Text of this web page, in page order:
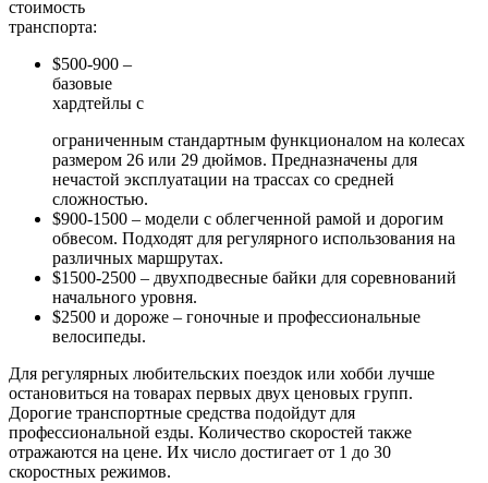
стоимость
транспорта:
$500-900 –
базовые
хардтейлы с
ограниченным стандартным функционалом на колесах
размером 26 или 29 дюймов. Предназначены для
нечастой эксплуатации на трассах со средней
сложностью.
$900-1500 – модели с облегченной рамой и дорогим
обвесом. Подходят для регулярного использования на
различных маршрутах.
$1500-2500 – двухподвесные байки для соревнований
начального уровня.
$2500 и дороже – гоночные и профессиональные
велосипеды.
Для регулярных любительских поездок или хобби лучше
остановиться на товарах первых двух ценовых групп.
Дорогие транспортные средства подойдут для
профессиональной езды. Количество скоростей также
отражаются на цене. Их число достигает от 1 до 30
скоростных режимов.